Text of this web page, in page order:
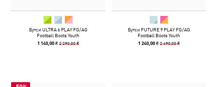
Бутси ULTRA 6 PLAY FG/AG
Football Boots Youth
1 140,00 ₴2 290,00 ₴
Бутси FUTURE 9 PLAY FG/AG
Football Boots Youth
1 240,00 ₴2 490,00 ₴